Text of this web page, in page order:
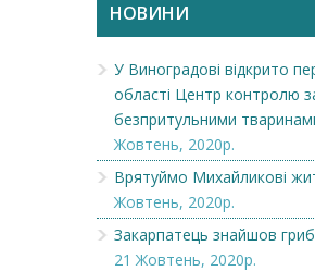
НОВИНИ
У Виноградові відкрито
області Центр контролю
безпритульними
Жовтень, 2020р.
Врятуймо Михайликові
Жовтень, 2020р.
Закарпатець знайшов
21 Жовтень, 2020р.